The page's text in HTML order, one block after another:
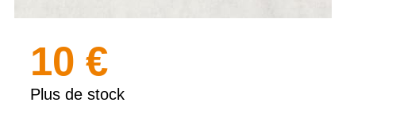
10 €
Plus de stock